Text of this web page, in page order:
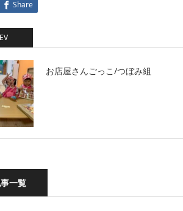
Share
お店屋さんごっこ/つぼみ組
一覧